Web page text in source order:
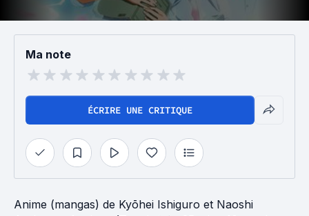
Ma note
ÉCRIRE UNE CRITIQUE
Anime (mangas) de Kyōhei Ishiguro et Naoshi